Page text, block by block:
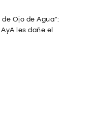
Ojo de Agua”:
les dañe el